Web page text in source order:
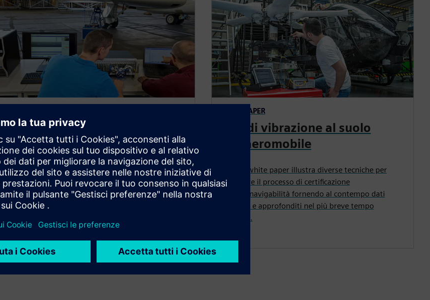
Accelera i test di vibrazione al
suolo
Questo webinar illustra i recenti concetti di test e
analisi per eseguire un test di vibrazione al suolo in
modo più efficiente.
WHITE PAPER
Test di vibrazione al suolo
dell’aeromobile
Questo white paper illustra diverse tecniche per
accelerare il processo di certificazione
dell'aeronavigabilità fornendo al contempo dati
completi e approfonditi nel più breve tempo
possibile.